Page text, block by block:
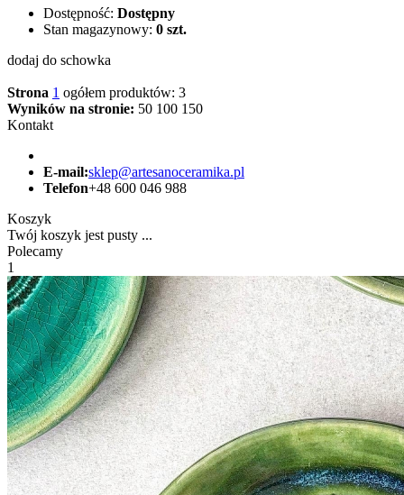
Dostępność: Dostępny
Stan magazynowy: 0 szt.
dodaj do schowka
Strona 1 ogółem produktów: 3
Wyników na stronie: 50 100 150
Kontakt
E-mail:sklep@artesanoceramika.pl
Telefon+48 600 046 988
Koszyk
Twój koszyk jest pusty ...
Polecamy
1